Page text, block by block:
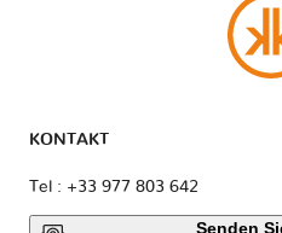
KONTAKT
Tel : +33 977 803 642
Senden